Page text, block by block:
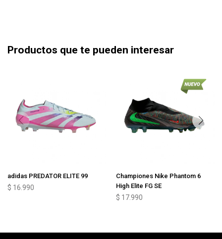
Productos que te pueden interesar
adidas PREDATOR ELITE 99
$ 16.990
Championes Nike Phantom 6
High Elite FG SE
$ 17.990